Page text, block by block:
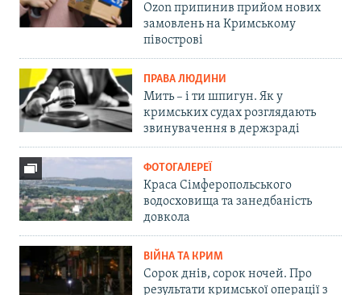
Ozon припинив прийом нових
замовлень на Кримському
півострові
ПРАВА ЛЮДИНИ
Мить – і ти шпигун. Як у
кримських судах розглядають
звинувачення в держзраді
ФОТОГАЛЕРЕЇ
Краса Сімферопольського
водосховища та занедбаність
довкола
ВІЙНА ТА КРИМ
Сорок днів, сорок ночей. Про
результати кримської операції з